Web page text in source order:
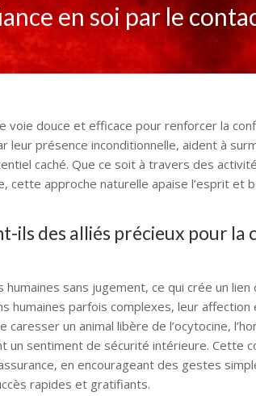
en soi par le
voie douce et efficace pour renforcer la
leur présence inconditionnelle, aident à
caché. Que ce soit à travers des
cette approche naturelle apaise l’esprit et
ils des alliés précieux pour la
sans jugement, ce qui crée un lien
humaines parfois complexes, leur
un animal libère de l’ocytocine,
sentiment de sécurité intérieure. Cette
en encourageant des gestes
rapides et gratifiants.